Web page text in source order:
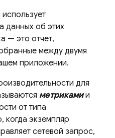
использует
данных об этих
— это отчет,
между двумя
приложении.
для
метрикамии
от типа
когда экземпляр
сетевой запрос,